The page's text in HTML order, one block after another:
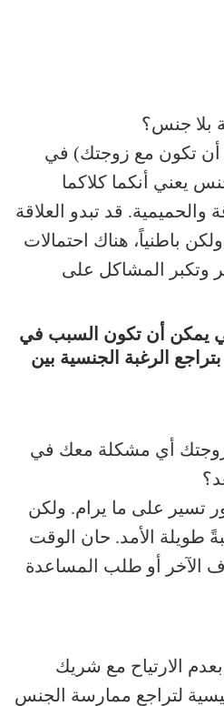
بلا جنس؟
أن تكون مع زوجتك) في
يعني أنكما كلاكما
والحميمية. قد تبدو العلاقة
باطنياً، هناك احتمالات
وتكبر المشاكل على
يمكن أن تكون السبب في
الرغبة الجنسية بين
أي مشكلة معك في
تسير على ما يرام. ولكن
طويلة الأمد. حان الوقت
الآخر أو طلب المساعدة
الارتياح مع شريك
لتراجع ممارسة الجنس